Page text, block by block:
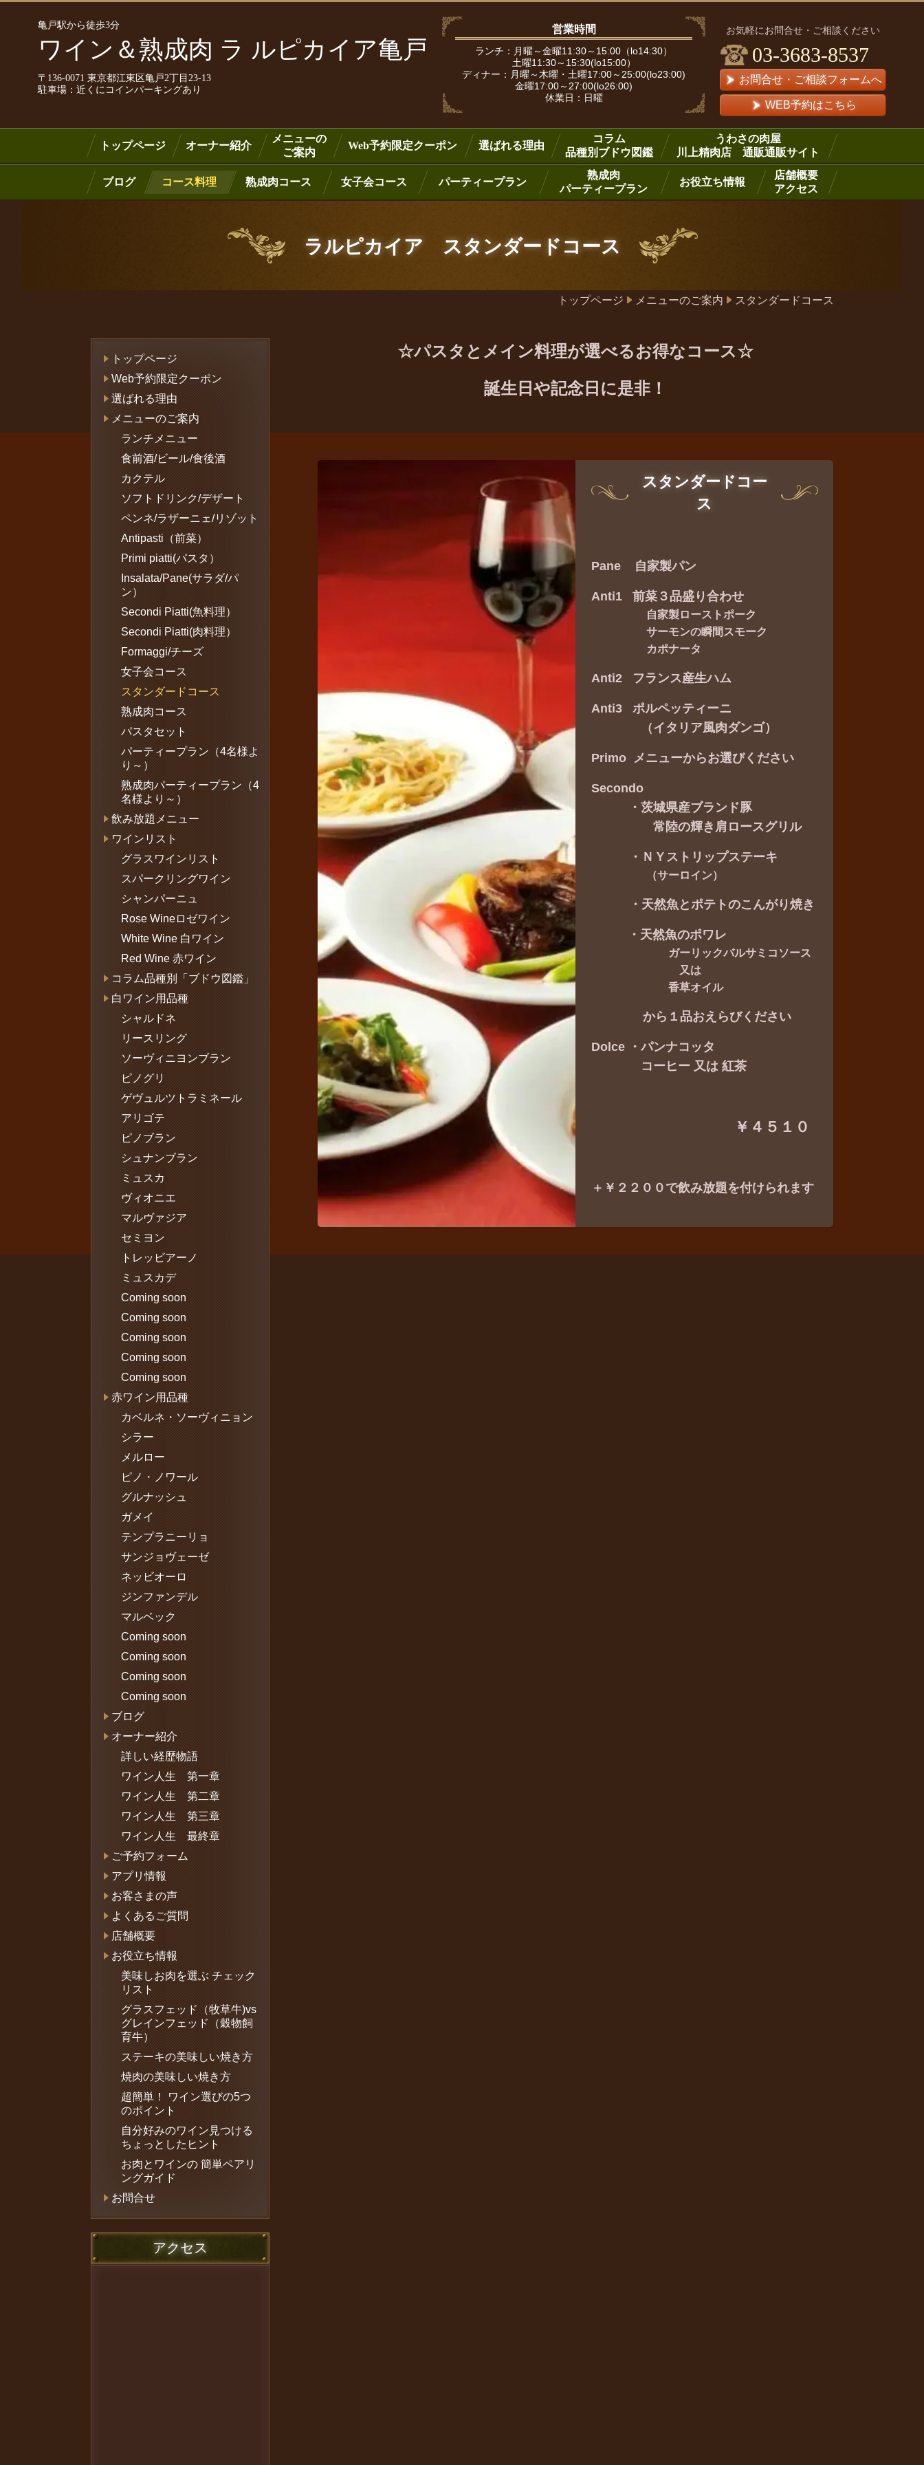
亀戸駅から徒歩3分
ワイン＆熟成肉 ラ ルピカイア亀戸
〒136-0071 東京都江東区亀戸2丁目23-13
駐車場：近くにコインパーキングあり
営業時間
ランチ：月曜～金曜11:30～15:00（lo14:30）
土曜11:30～15:30(lo15:00）
ディナー：月曜～木曜・土曜17:00～25:00(lo23:00)
金曜17:00～27:00(lo26:00)
休業日：日曜
お気軽にお問合せ・ご相談ください
03-3683-8537
お問合せ・ご相談フォームへ
WEB予約はこちら
トップページ オーナー紹介
メニューの
ご案内
Web予約限定クーポン 選ばれる理由
コラム
品種別ブドウ図鑑
うわさの肉屋
川上精肉店 通販通販サイト
ブログ コース料理 熟成肉コース 女子会コース パーティープラン
熟成肉
パーティープラン
お役立ち情報
店舗概要
アクセス
ラルピカイア スタンダードコース
トップページ メニューのご案内 スタンダードコース
☆パスタとメイン料理が選べるお得なコース☆
誕生日や記念日に是非！
スタンダードコー
ス
Pane 自家製パン
Anti1 前菜３品盛り合わせ
自家製ローストポーク
サーモンの瞬間スモーク
カポナータ
Anti2 フランス産生ハム
Anti3 ポルペッティーニ
（イタリア風肉ダンゴ）
Primo メニューからお選びください
Secondo
​ ・ 茨城県産ブランド豚
常陸の輝き肩ロースグリル
・ＮＹストリップステーキ
（サーロイン）
・天然魚とポテトのこんがり焼き
・天然魚のポワレ
ガーリックバルサミコソース
又は
香草オイル
から１品おえらびください
Dolce ・パンナコッタ
コーヒー 又は 紅茶
￥４５１０
＋￥２２００で飲み放題を付けられます
トップページ
Web予約限定クーポン
選ばれる理由
メニューのご案内
ランチメニュー
食前酒/ビール/食後酒
カクテル
ソフトドリンク/デザート
ペンネ/ラザーニェ/リゾット
Antipasti（前菜）
Primi piatti(パスタ）
Insalata/Pane(サラダ/パ
ン）
Secondi Piatti(魚料理）
Secondi Piatti(肉料理）
Formaggi/チーズ
女子会コース
スタンダードコース
熟成肉コース
パスタセット
パーティープラン（4名様よ
り～）
熟成肉パーティープラン（4
名様より～）
飲み放題メニュー
ワインリスト
グラスワインリスト
スパークリングワイン
シャンパーニュ
Rose Wineロゼワイン
White Wine 白ワイン
Red Wine 赤ワイン
コラム品種別「ブドウ図鑑」
白ワイン用品種
シャルドネ
リースリング
ソーヴィニヨンブラン
ピノグリ
ゲヴュルツトラミネール
アリゴテ
ピノブラン
シュナンブラン
ミュスカ
ヴィオニエ
マルヴァジア
セミヨン
トレッビアーノ
ミュスカデ
Coming soon
Coming soon
Coming soon
Coming soon
Coming soon
赤ワイン用品種
カベルネ・ソーヴィニョン
シラー
メルロー
ピノ・ノワール
グルナッシュ
ガメイ
テンプラニーリョ
サンジョヴェーゼ
ネッビオーロ
ジンファンデル
マルベック
Coming soon
Coming soon
Coming soon
Coming soon
ブログ
オーナー紹介
詳しい経歴物語
ワイン人生 第一章
ワイン人生 第二章
ワイン人生 第三章
ワイン人生 最終章
ご予約フォーム
アプリ情報
お客さまの声
よくあるご質問
店舗概要
お役立ち情報
美味しお肉を選ぶ チェック
リスト
グラスフェッド（牧草牛)vs
グレインフェッド（穀物飼
育牛）
ステーキの美味しい焼き方
焼肉の美味しい焼き方
超簡単！ ワイン選びの5つ
のポイント
自分好みのワイン見つける
ちょっとしたヒント
お肉とワインの 簡単ペアリ
ングガイド
お問合せ
アクセス